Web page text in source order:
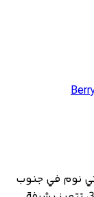
نوم في جنوب